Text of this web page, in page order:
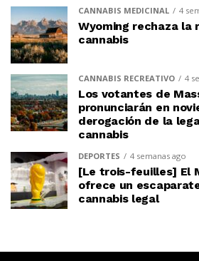
CANNABIS MEDICINAL 4
Wyoming rechaza la
cannabis
CANNABIS RECREATIVO 4
Los votantes de
pronunciarán en
derogación de la
cannabis
DEPORTES 4 semanas ago
[Le trois-feuilles] El
ofrece un
cannabis legal